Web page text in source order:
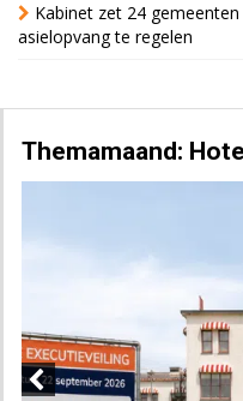
Kabinet zet 24
asielopvang te regelen
Themamaand: